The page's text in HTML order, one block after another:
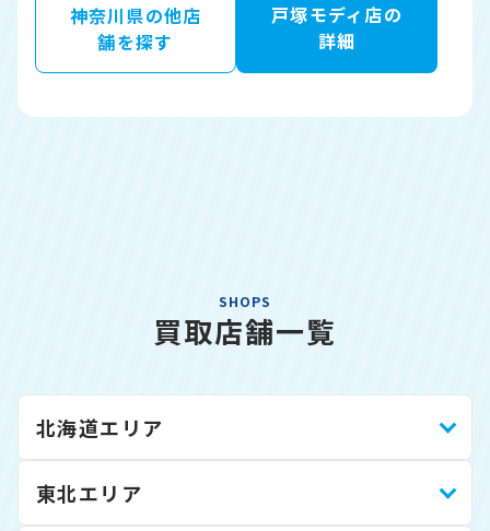
神奈川県の他店
舗を探す
戸塚モディ店の
詳細
SHOPS
買取店舗一覧
北海道エリア
東北エリア